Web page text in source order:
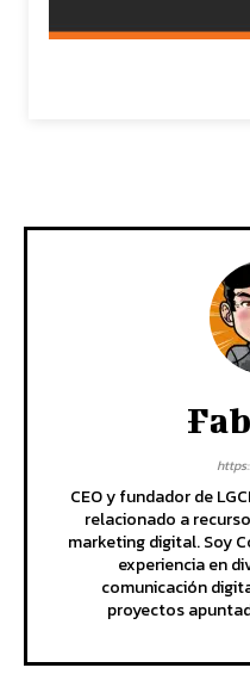
CEO y fundador de
relacionado a
marketing digital. Soy
experiencia en
comunicación
proyectos